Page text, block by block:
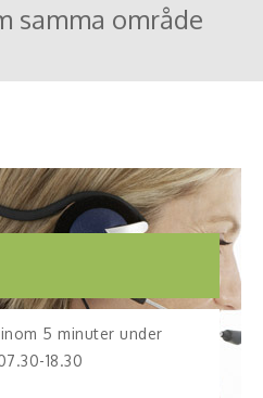
samma område
5 minuter under
18.30